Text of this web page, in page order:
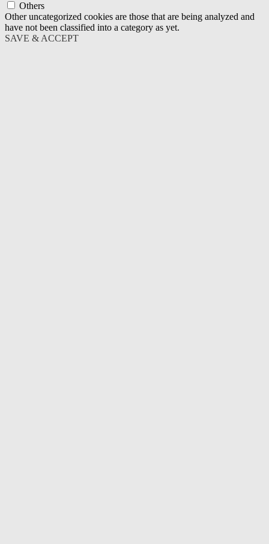
Others
Other uncategorized cookies are those that are being analyzed and
have not been classified into a category as yet.
SAVE & ACCEPT